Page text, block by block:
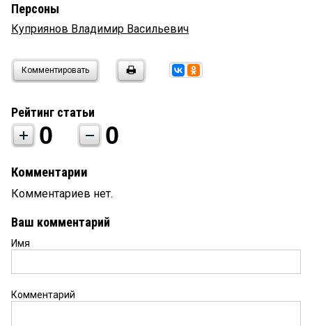
Персоны
Куприянов Владимир Васильевич
Комментировать
Рейтинг статьи
0 0
Комментарии
Комментариев нет.
Ваш комментарий
Имя
Комментарий